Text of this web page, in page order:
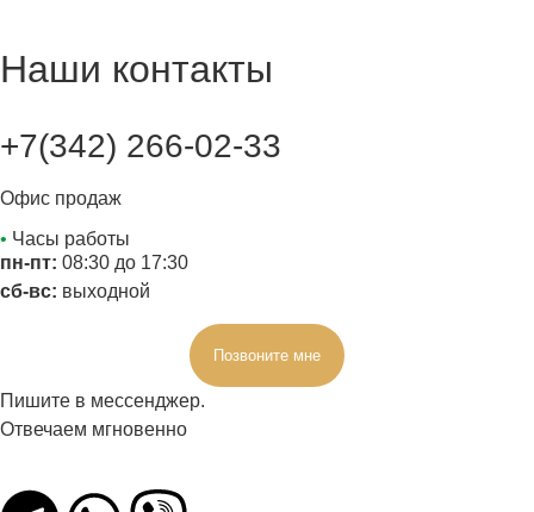
Наши контакты
+7(342) 266-02-33
Офис продаж
• Часы работы
пн-пт: 08:30 до 17:30
сб-вс: выходной
Позвоните мне
Пишите в мессенджер.
Отвечаем мгновенно